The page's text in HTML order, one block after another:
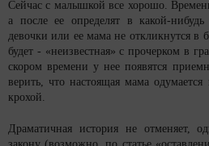
Сейчас с малышкой все хорошо.
а после ее определят в какой-
девочки или ее мама не откликнутся в
будет - «неизвестная» с прочерком в
скором времени у нее появятся
верить, что настоящая мама одумается
крохой.
Драматичная история не отменяет,